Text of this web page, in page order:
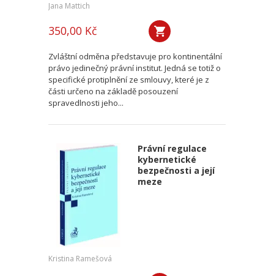
Jana Mattich
350,00 Kč
Zvláštní odměna představuje pro kontinentální
právo jedinečný právní institut. Jedná se totiž o
specifické protiplnění ze smlouvy, které je z
části určeno na základě posouzení
spravedlnosti jeho...
Právní regulace
kybernetické
bezpečnosti a její
meze
Kristina Ramešová